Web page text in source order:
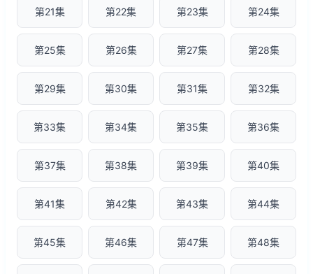
第21集 第22集 第23集 第24集
第25集 第26集 第27集 第28集
第29集 第30集 第31集 第32集
第33集 第34集 第35集 第36集
第37集 第38集 第39集 第40集
第41集 第42集 第43集 第44集
第45集 第46集 第47集 第48集